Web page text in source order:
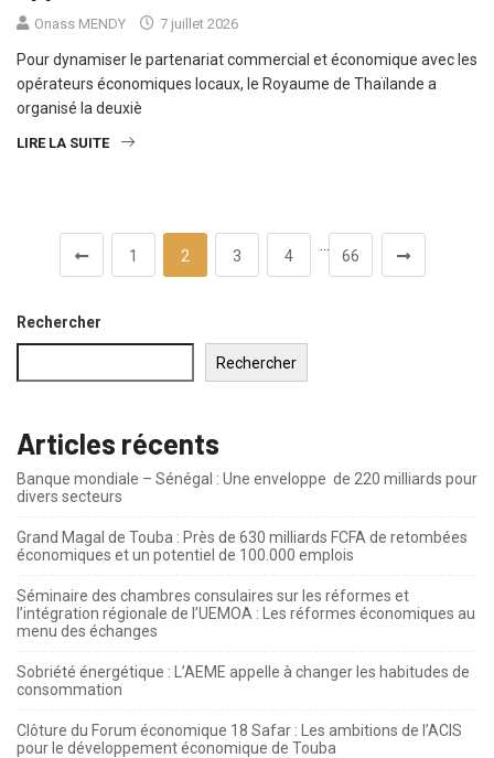
Onass MENDY 7 juillet 2026
Pour dynamiser le partenariat commercial et économique avec les
opérateurs économiques locaux, le Royaume de Thaïlande a
organisé la deuxiè
LIRE LA SUITE
1 2 3 4
…
66
Rechercher
Rechercher
Articles récents
Banque mondiale – Sénégal : Une enveloppe de 220 milliards pour
divers secteurs
Grand Magal de Touba : Près de 630 milliards FCFA de retombées
économiques et un potentiel de 100.000 emplois
Séminaire des chambres consulaires sur les réformes et
l’intégration régionale de l’UEMOA : Les réformes économiques au
menu des échanges
Sobriété énergétique : L’AEME appelle à changer les habitudes de
consommation
Clôture du Forum économique 18 Safar : Les ambitions de l’ACIS
pour le développement économique de Touba